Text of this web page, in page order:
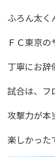
ふろん太く
ＦＣ東京
丁寧にお辞
試合は、フ
攻撃力が本
楽しかった